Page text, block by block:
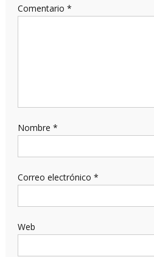
Comentario *
Nombre *
Correo electrónico *
Web